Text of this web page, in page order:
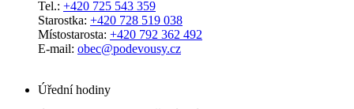
Tel.: +420 725 543 359
Starostka: +420 728 519 038
Místostarosta: +420 792 362 492
E-mail: obec@podevousy.cz
Úřední hodiny